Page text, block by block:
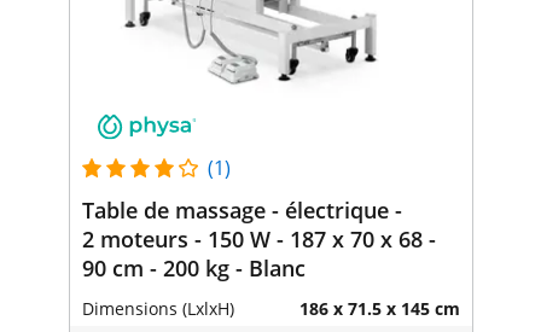
(1)
Table de massage - électrique -
2 moteurs - 150 W - 187 x 70 x 68 -
90 cm - 200 kg - Blanc
Dimensions (LxlxH) 186 x 71.5 x 145 cm